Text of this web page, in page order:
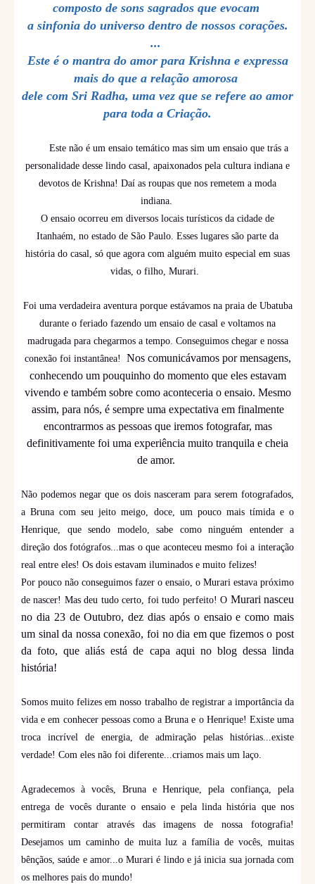
composto de sons sagrados que evocam
a sinfonia do universo dentro de nossos corações.
...
Este é o mantra do amor para Krishna e expressa
mais do que a relação amorosa
dele com Sri Radha, uma vez que se refere ao amor
para toda a Criação.
Este não é um ensaio temático mas sim um ensaio que trás a
personalidade desse lindo casal, apaixonados pela cultura indiana e
devotos de Krishna! Daí as roupas que nos remetem a moda
indiana.
O ensaio ocorreu em diversos locais turísticos da cidade de
Itanhaém, no estado de São Paulo. Esses lugares são parte da
história do casal, só que agora com alguém muito especial em suas
vidas, o filho, Murari.
Foi uma verdadeira aventura porque estávamos na praia de Ubatuba
durante o feriado fazendo um ensaio de casal e voltamos na
madrugada para chegarmos a tempo. Conseguimos chegar e nossa
conexão foi instantânea!
Nos comunicávamos por mensagens,
conhecendo um pouquinho do momento que eles estavam
vivendo e também sobre como aconteceria o ensaio. Mesmo
assim, para nós, é sempre uma expectativa em finalmente
encontrarmos as pessoas que iremos fotografar, mas
definitivamente foi uma experiência muito tranquila e cheia
de amor.
Não podemos negar que os dois nasceram para serem fotografados,
a Bruna com seu jeito meigo, doce, um pouco mais tímida e o
Henrique, que sendo modelo, sabe como ninguém entender a
direção dos fotógrafos...mas o que aconteceu mesmo foi a interação
real entre eles! Os dois estavam iluminados e muito felizes!
Por pouco não conseguimos fazer o ensaio, o Murari estava próximo
de nascer! Mas deu tudo certo, foi tudo perfeito! O Murari nasceu
no dia 23 de Outubro, dez dias após o ensaio e como mais
um sinal da nossa conexão, foi no dia em que fizemos o post
da foto, que aliás está de capa aqui no blog dessa linda
história!
Somos muito felizes em nosso trabalho de registrar a importância da
vida e em conhecer pessoas como a Bruna e o Henrique! Existe uma
troca incrível de energia, de admiração pelas histórias...existe
verdade! Com eles não foi diferente...criamos mais um laço.
Agradecemos à vocês, Bruna e Henrique, pela confiança, pela
entrega de vocês durante o ensaio e pela linda história que nos
permitiram contar através das imagens de nossa fotografia!
Desejamos um caminho de muita luz a família de vocês, muitas
bênçãos, saúde e amor...o Murari é lindo e já inicia sua jornada com
os melhores pais do mundo!